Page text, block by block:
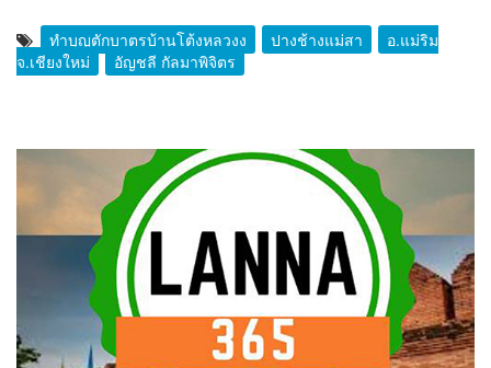
ทำบุญตักบาตรบ้านโต้งหลวงง ปางช้างแม่สา
อ.แม่ริม
จ.เชียงใหม่
อัญชลี กัลมาพิจิตร